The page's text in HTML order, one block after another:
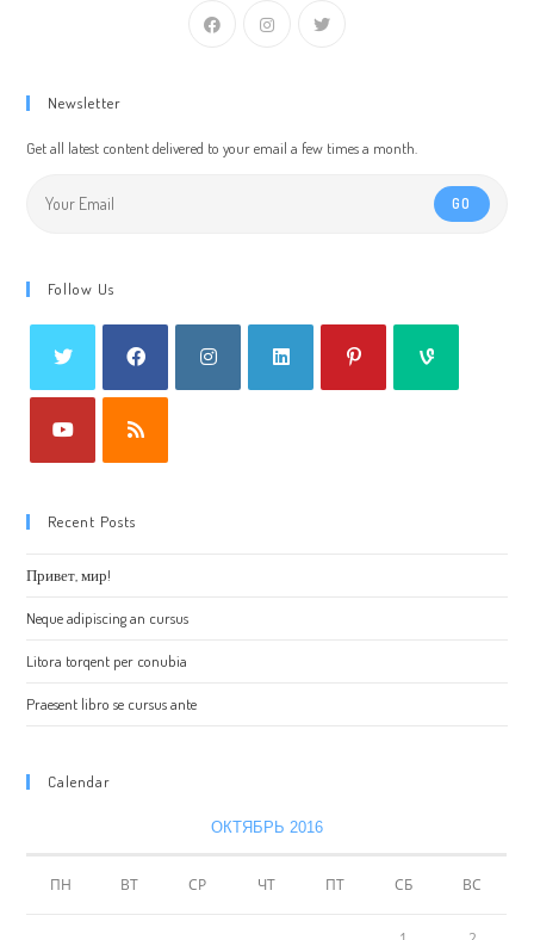
Newsletter
Get all latest content delivered to your email a few times a month.
GO
Follow Us
Recent Posts
Привет, мир!
Neque adipiscing an cursus
Litora torqent per conubia
Praesent libro se cursus ante
Calendar
ОКТЯБРЬ 2016
ПН ВТ СР ЧТ ПТ СБ ВС